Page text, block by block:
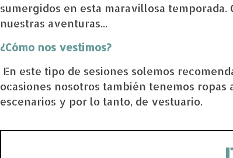
sumergidos en esta maravillosa
nuestras aventuras...
¿Cómo nos vestimos?
En este tipo de sesiones solemos
ocasiones nosotros también tenemos ropas
escenarios y por lo tanto, de vestuario.